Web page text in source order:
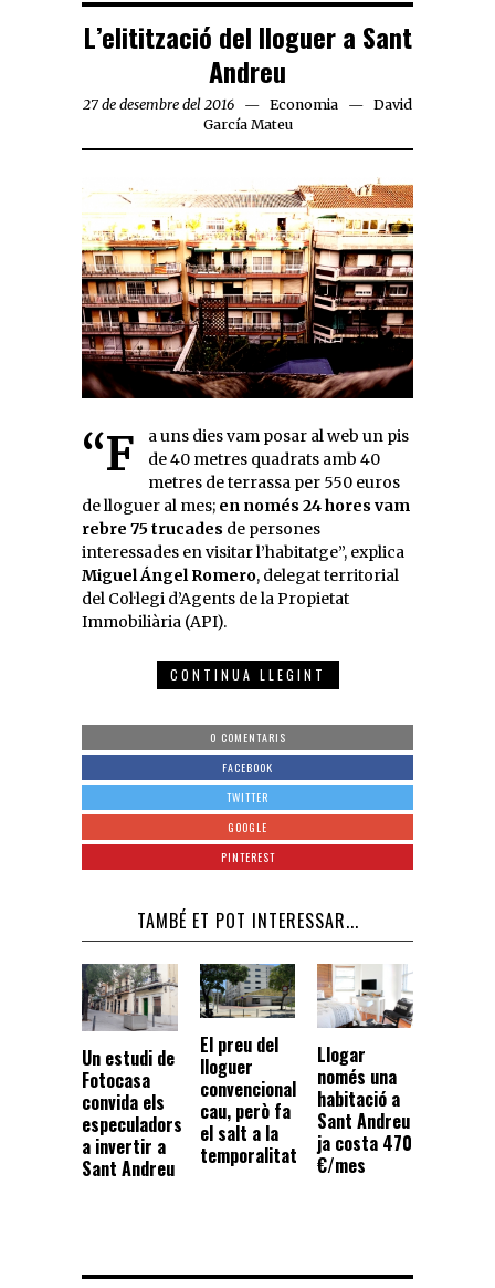
L’elitització del lloguer a Sant
Andreu
27 de desembre del 2016 Economia
David
García Mateu
“Fa uns dies vam posar al web un pis
de 40 metres quadrats amb 40
metres de terrassa per 550 euros
de lloguer al mes; en només 24 hores vam
rebre 75 trucades de persones
interessades en visitar l’habitatge”, explica
Miguel Ángel Romero, delegat territorial
del Col·legi d’Agents de la Propietat
Immobiliària (API).
CONTINUA LLEGINT
0 COMENTARIS
FACEBOOK
TWITTER
GOOGLE
PINTEREST
TAMBÉ ET POT INTERESSAR...
Un estudi de
Fotocasa
convida els
especuladors
a invertir a
Sant Andreu
El preu del
lloguer
convencional
cau, però fa
el salt a la
temporalitat
Llogar
només una
habitació a
Sant Andreu
ja costa 470
€/mes